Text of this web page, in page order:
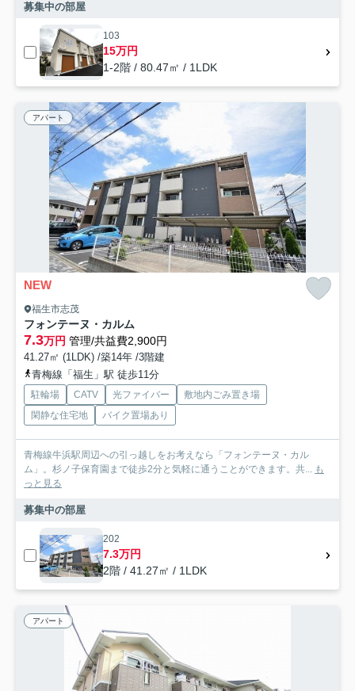
募集中の部屋
103
15万円
1-2階 / 80.47㎡ / 1LDK
アパート
NEW
福生市志茂
フォンテーヌ・カルム
7.3万円 管理/共益費2,900円
41.27㎡ (1LDK) /築14年 /3階建
青梅線「福生」駅 徒歩11分
駐輪場 CATV 光ファイバー
敷地内ごみ置き場
閑静な住宅地
バイク置場あり
青梅線牛浜駅周辺への引っ越しをお考えなら「フォンテーヌ・カル
ム」。杉ノ子保育園まで徒歩2分と気軽に通うことができます。共... も
っと見る
募集中の部屋
202
7.3万円
2階 / 41.27㎡ / 1LDK
アパート